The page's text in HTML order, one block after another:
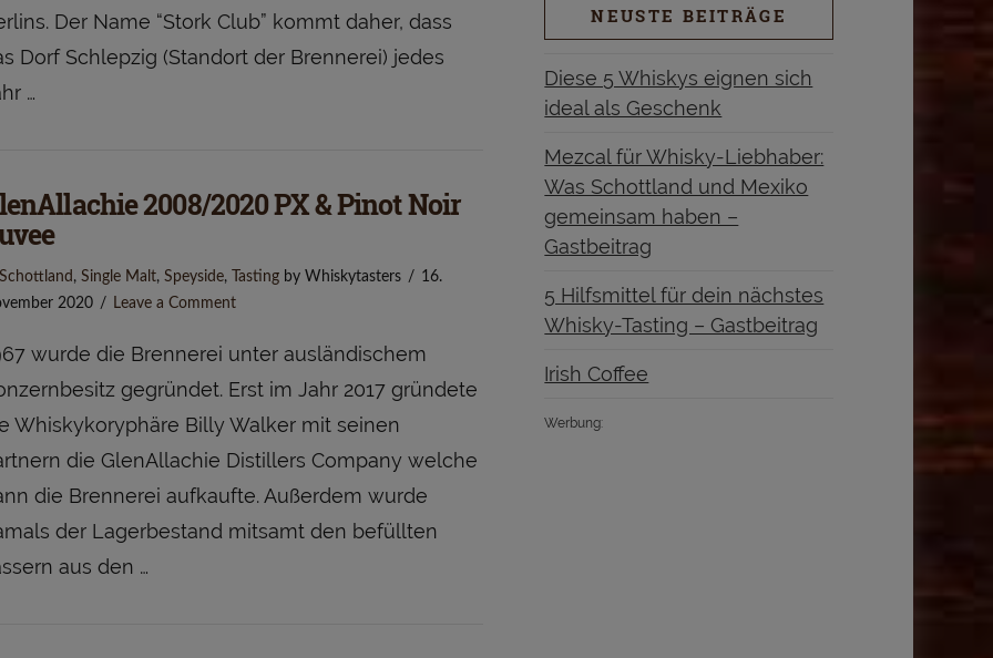
Der Name “Stork Club” kommt daher, dass
Dorf Schlepzig (Standort der Brennerei) jedes
…
2008/2020 PX & Pinot Noir
Schottland , Single Malt, Speyside, Tastingby Whiskytasters
16.
2020
Leave a Comment
wurde die Brennerei unter ausländischem
gegründet. Erst im Jahr 2017 gründete
Whiskykoryphäre Billy Walker mit seinen
die GlenAllachie Distillers Company welche
die Brennerei aufkaufte. Außerdem wurde
der Lagerbestand mitsamt den befüllten
aus den …
NEUSTE BEITRÄGE
Diese 5 Whiskys eignen sich
ideal als Geschenk
Mezcal für Whisky-Liebhaber:
Was Schottland und Mexiko
gemeinsam haben –
Gastbeitrag
5 Hilfsmittel für dein nächstes
Whisky-Tasting – Gastbeitrag
Irish Coffee
Werbung: